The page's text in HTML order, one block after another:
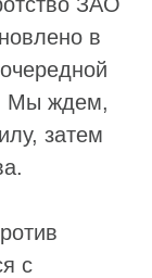
в
Мы ждем,
затем
с